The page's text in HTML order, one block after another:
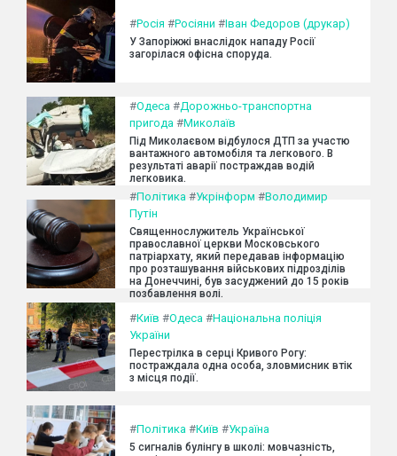
#Росія #Росіяни #Іван Федоров (друкар)
У Запоріжжі внаслідок нападу Росії
загорілася офісна споруда.
#Одеса #Дорожньо-транспортна
пригода #Миколаїв
Під Миколаєвом відбулося ДТП за участю
вантажного автомобіля та легкового. В
результаті аварії постраждав водій
легковика.
#Політика #Укрінформ #Володимир
Путін
Священнослужитель Української
православної церкви Московського
патріархату, який передавав інформацію
про розташування військових підрозділів
на Донеччині, був засуджений до 15 років
позбавлення волі.
#Київ #Одеса #Національна поліція
України
Перестрілка в серці Кривого Рогу:
постраждала одна особа, зловмисник втік
з місця події.
#Політика #Київ #Україна
5 сигналів булінгу в школі: мовчазність,